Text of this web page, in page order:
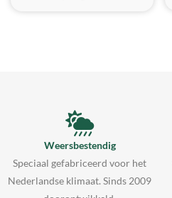
Weersbestendig
Speciaal gefabriceerd voor het
Nederlandse klimaat. Sinds 2009